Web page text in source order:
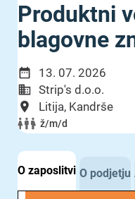
Produktni
blagovne
13. 07. 2026
Strip's d.o.o.
Litija, Kandrše
ž/m/d
O zaposlitvi O podjetju